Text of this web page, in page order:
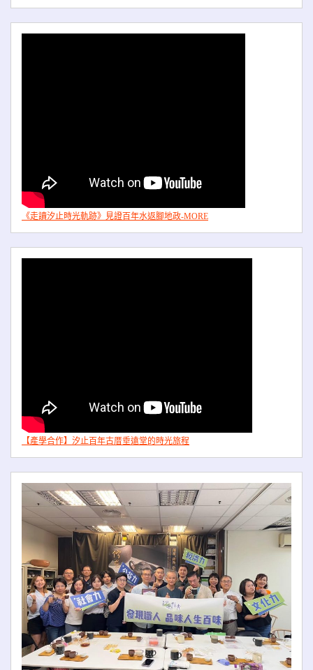
《走讀汐止時光軌跡》見證百年水返腳地政-MORE
【產學合作】汐止百年古厝垂遠堂的時光旅程